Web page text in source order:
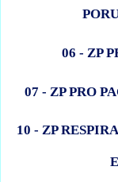
06 - ZP
07 - ZP PRO
10 - ZP